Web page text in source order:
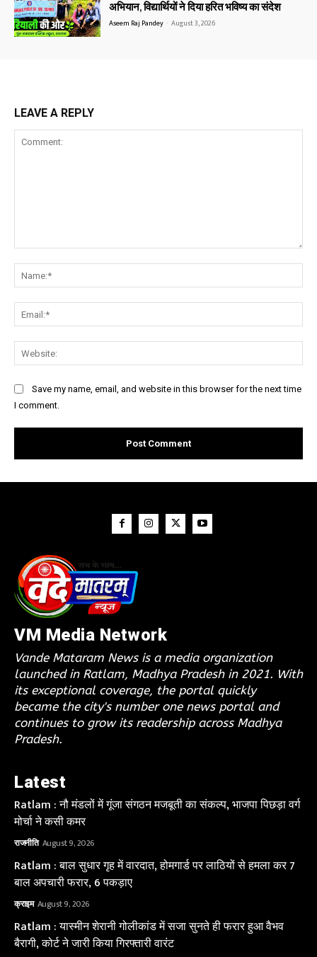
अभियान, विद्यार्थियों ने दिया हरित भविष्य का संदेश
Aseem Raj Pandey - August 3, 2026
LEAVE A REPLY
Save my name, email, and website in this browser for the next time
I comment.
VM Media Network
Vande Mataram News is a media organization
launched in Ratlam, Madhya Pradesh in 2021. With
its exceptional coverage, the portal quickly
became the city's number one news portal and
continues to grow its readership across Madhya
Pradesh.
Latest
Ratlam : नौ मंडलों में गूंजा संगठन मजबूती का संकल्प, भाजपा पिछड़ा वर्ग
मोर्चा ने कसी कमर
राजनीति August 9, 2026
Ratlam : बाल सुधार गृह में वारदात, होमगार्ड पर लाठियों से हमला कर 7
बाल अपचारी फरार, 6 पकड़ाए
क्राइम August 9, 2026
Ratlam : यास्मीन शेरानी गोलीकांड में सजा सुनते ही फरार हुआ वैभव
बैरागी, कोर्ट ने जारी किया गिरफ्तारी वारंट